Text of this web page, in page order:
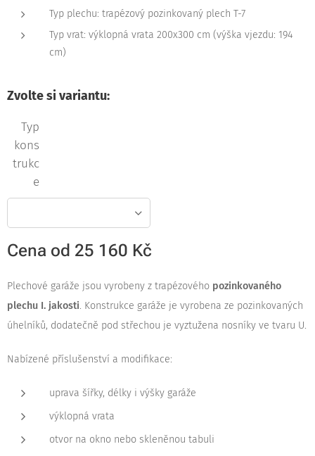
Typ plechu: trapézový pozinkovaný plech T-7
Typ vrat: výklopná vrata 200x300 cm (výška vjezdu: 194
cm)
Zvolte si variantu:
Typ
kons
trukc
e
Cena od 25 160 Kč
Plechové garáže jsou vyrobeny z trapézového pozinkovaného
plechu I. jakosti. Konstrukce garáže je vyrobena ze pozinkovaných
úhelníků, dodatečně pod střechou je vyztužena nosníky ve tvaru U.
Nabízené příslušenství a modifikace:
uprava šířky, délky i výšky garáže
výklopná vrata
otvor na okno nebo skleněnou tabuli